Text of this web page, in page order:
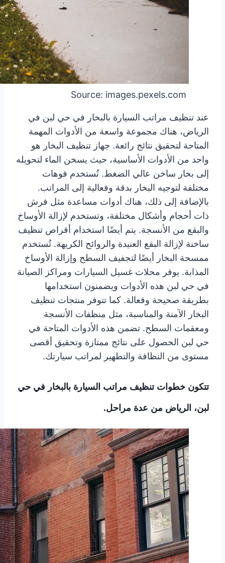
عند تنظيف مراتب السيارة بالبخار في حي لبن في
الرياض، هناك مجموعة واسعة من الأدوات المهمة
المتاحة لتحقيق نتائج رائعة. جهاز تنظيف البخار هو
واحد من الأدوات الأساسية، حيث يسخن الماء لتحويله
إلى بخار ساخن عالي الضغط. تُستخدم فوهات
مختلفة لتوجيه البخار بدقة وفعالية إلى المراتب.
بالإضافة إلى ذلك، هناك أدوات مساعدة مثل فرش
ذات أحجام وأشكال مختلفة، وتستخدم لإزالة الأوساخ
والبقع من الأنسجة. يتم أيضًا استخدام أقراص تنظيف
ساخنة لإزالة البقع العنيدة والروائح الكريهة. تُستخدم
ممسحة البخار أيضًا لتجفيف السطح وإزالة الأوساخ
المذابة. يوفر محلات غسيل السيارات ومراكز الصيانة
في حي لبن هذه الأدوات ويضمنون استخدامها
بطريقة صحيحة وفعالة. كما تتوفر منتجات تنظيف
البخار الآمنة والمناسبة، مثل منظفات الأنسجة
ومعقمات السطح. تضمن هذه الأدوات المتاحة في
حي لبن الحصول على نتائج ممتازة وتحقيق أقصى
مستوى من النظافة والتطهير لمراتب سيارتك.
تتكون خطوات تنظيف مراتب السيارة بالبخار في حي
لبن، الرياض من عدة مراحل.